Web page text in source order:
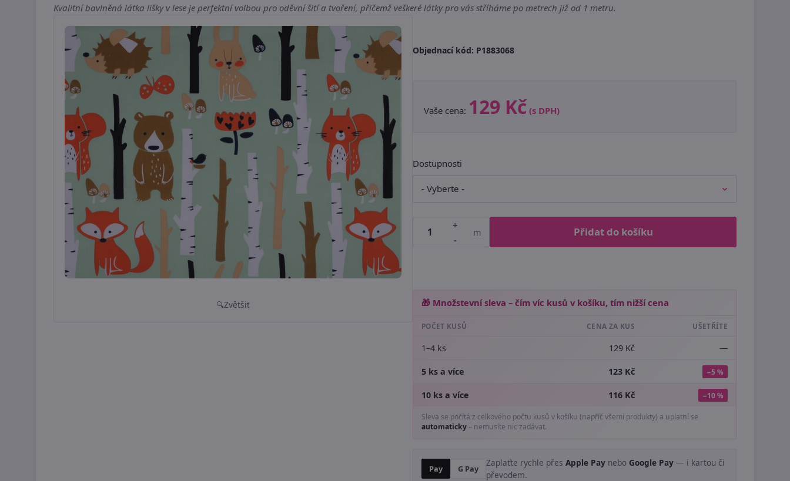
Kvalitní bavlněná látka lišky v lese je perfektní volbou pro oděvní šití a tvoření, přičemž veškeré látky pro vás stříháme po metrech již od 1 metru.
Zvětšit
Objednací kód: P1883068
Vaše cena: 129 Kč (s DPH)
Dostupnosti
+
-
m Přidat do košíku
🎁 Množstevní sleva – čím víc kusů v košíku, tím nižší cena
POČET KUSŮ CENA ZA KUS UŠETŘÍTE
1–4 ks 129 Kč —
5 ks a více 123 Kč −5 %
10 ks a více 116 Kč −10 %
Sleva se počítá z celkového počtu kusů v košíku (napříč všemi produkty) a uplatní se
automaticky– nemusíte nic zadávat.
Pay G Pay
Zaplaťte rychle přes Apple Pay nebo Google Pay — i kartou či
převodem.